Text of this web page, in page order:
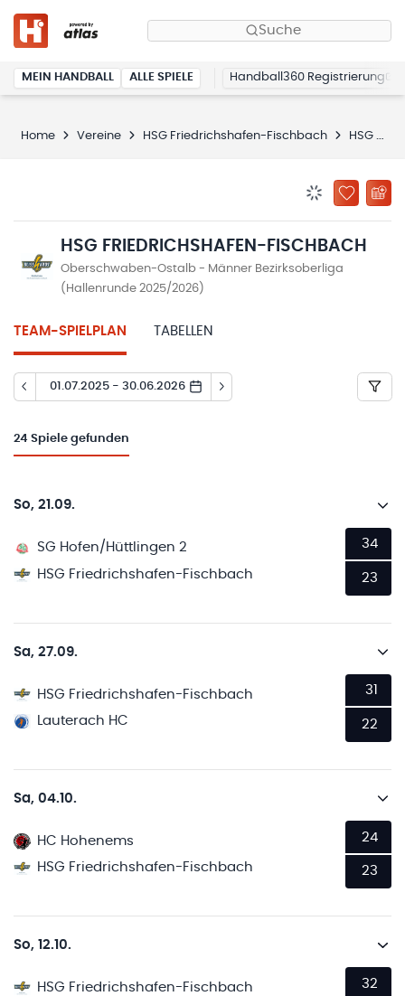
Suche
MEIN HANDBALL ALLE SPIELE Handball360 Registrierung
Home Vereine HSG Friedrichshafen-Fischbach HSG Friedrichshafen-Fischbach
ZU
HSG FRIEDRICHSHAFEN-FISCHBACH
Oberschwaben-Ostalb - Männer Bezirksoberliga
(Hallenrunde 2025/2026)
TEAM-SPIELPLAN TABELLEN
01.07.2025 - 30.06.2026
24 Spiele gefunden
So, 21.09.
SG Hofen/Hüttlingen 2
HSG Friedrichshafen-Fischbach
34
23
Sa, 27.09.
HSG Friedrichshafen-Fischbach
Lauterach HC
31
22
Sa, 04.10.
HC Hohenems
HSG Friedrichshafen-Fischbach
24
23
So, 12.10.
HSG Friedrichshafen-Fischbach
32